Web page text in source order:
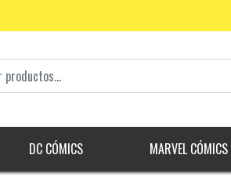
DC CÓMICS MARVEL CÓMICS